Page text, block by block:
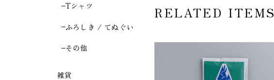
Tシャツ
ふろしき / てぬぐい
その他
雑貨
RELATED ITEMS